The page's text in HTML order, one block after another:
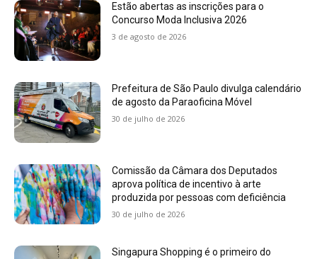
Estão abertas as inscrições para o
Concurso Moda Inclusiva 2026
3 de agosto de 2026
Prefeitura de São Paulo divulga calendário
de agosto da Paraoficina Móvel
30 de julho de 2026
Comissão da Câmara dos Deputados
aprova política de incentivo à arte
produzida por pessoas com deficiência
30 de julho de 2026
Singapura Shopping é o primeiro do